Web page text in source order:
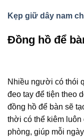
Kẹp giữ dây nam
Đồng hồ để
Nhiều người có thói
đeo tay để tiện theo
đồng hồ để bàn sẽ
thời có thể kiêm
phòng, giúp mỗi